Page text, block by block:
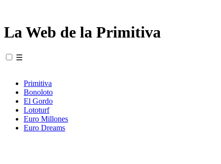
La Web de la Primitiva
☰
Primitiva
Bonoloto
El Gordo
Lototurf
Euro Millones
Euro Dreams